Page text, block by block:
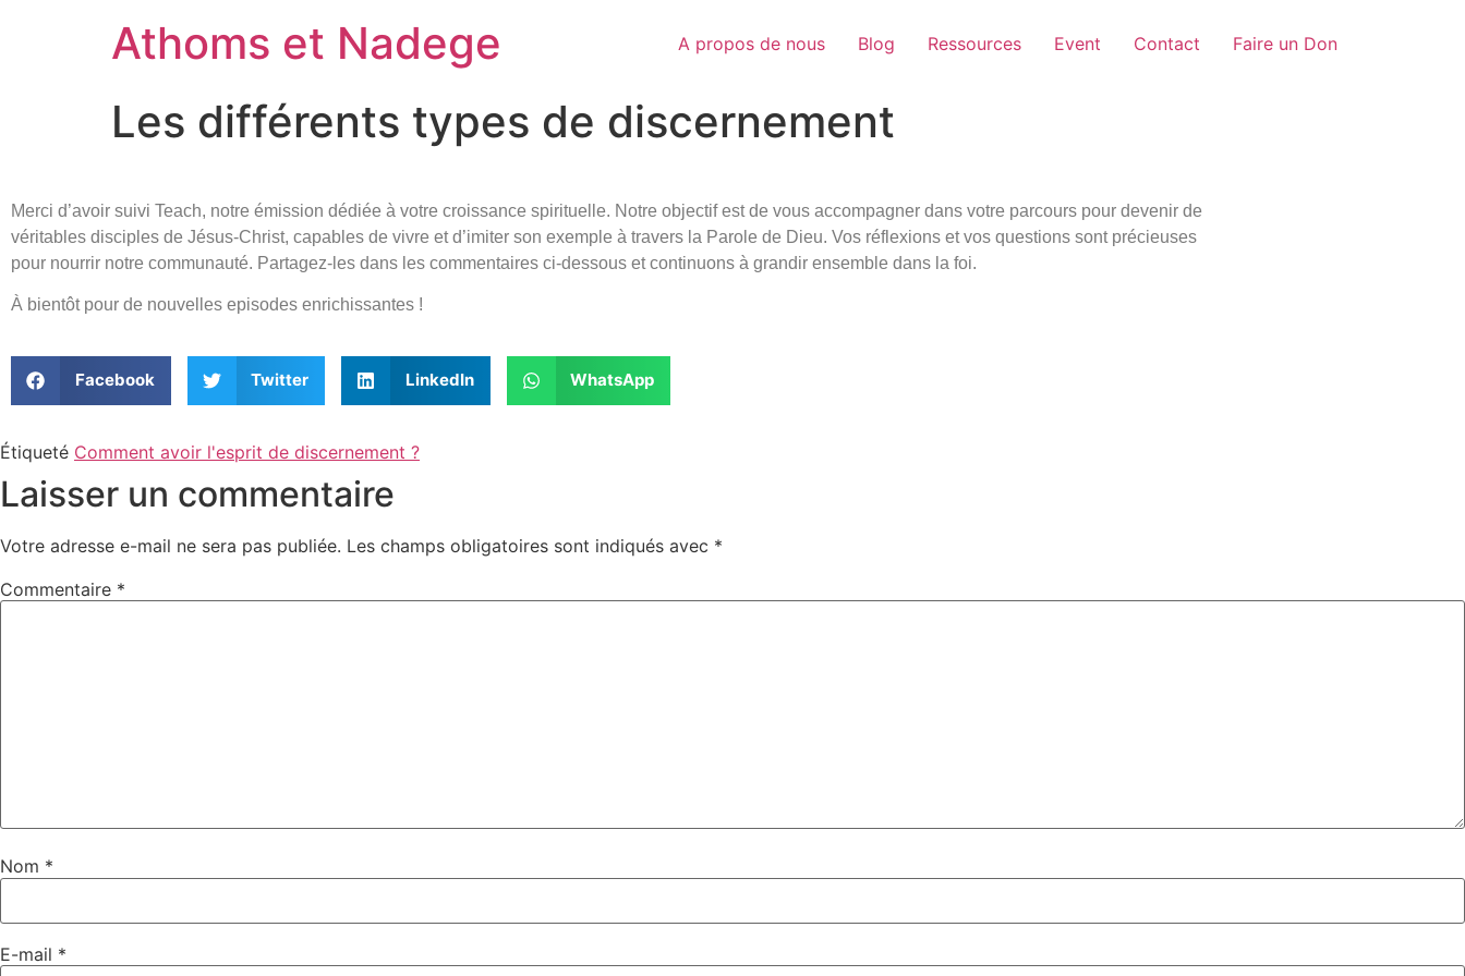
Athoms et Nadege A propos de nous Blog Ressources Event Contact Faire un Don
Les différents types de discernement
Merci d’avoir suivi Teach, notre émission dédiée à votre croissance spirituelle. Notre objectif est de vous accompagner dans votre parcours pour devenir de
véritables disciples de Jésus-Christ, capables de vivre et d’imiter son exemple à travers la Parole de Dieu. Vos réflexions et vos questions sont précieuses
pour nourrir notre communauté. Partagez-les dans les commentaires ci-dessous et continuons à grandir ensemble dans la foi.
À bientôt pour de nouvelles episodes enrichissantes !
Facebook Twitter LinkedIn WhatsApp
Étiqueté Comment avoir l'esprit de discernement ?
Laisser un commentaire
Votre adresse e-mail ne sera pas publiée. Les champs obligatoires sont indiqués avec *
Commentaire *
Nom *
E-mail *